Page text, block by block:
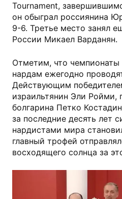
Tournament,
он обыграл россиянина
9-6. Третье место занял
России Микаел Варданян.
Отметим, что
нардам ежегодно
Действующим
израильтянин Эли Ройми,
болгарина Петко
за последние десять лет
нардистами мира
главный трофей
восходящего солнца за